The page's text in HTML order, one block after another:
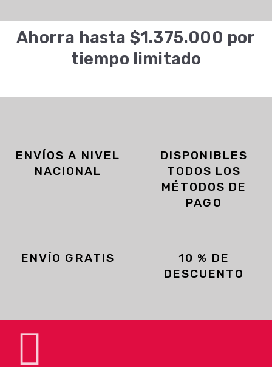
Ahorra hasta $1.375.000 por
tiempo limitado
ENVÍOS A NIVEL
NACIONAL
DISPONIBLES
TODOS LOS
MÉTODOS DE
PAGO
ENVÍO GRATIS
10 % DE
DESCUENTO